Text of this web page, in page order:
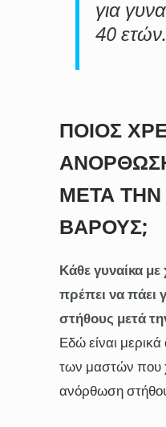
για
40 ετών.
ΠΟΙΟΣ
ΜΕΤΆ
ΒΆΡΟΥΣ;
Κάθε γυναίκα
πρέπει να πάει
στήθους μετά
Εδώ είναι
των μαστών που
ανόρθωση